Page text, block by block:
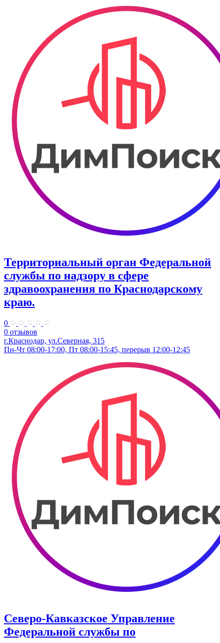
Территориальный орган Федеральной
службы по надзору в сфере
здравоохранения по Краснодарскому
краю.
0
0 отзывов
г.Краснодар, ул.​Северная, 315
Пн-Чт 08:00-17:00, Пт 08:00-15:45, перерыв 12:00-12:45
Северо-Кавказское Управление
Федеральной службы по